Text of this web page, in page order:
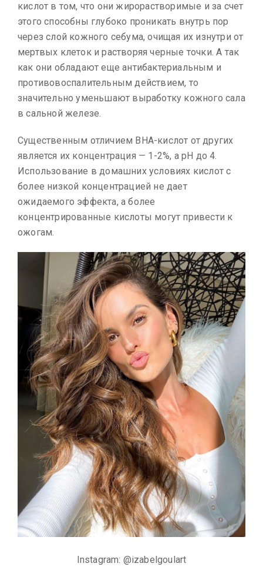
кислот в том, что они жирорастворимые и за счет
этого способны глубоко проникать внутрь пор
через слой кожного себума, очищая их изнутри от
мертвых клеток и растворяя черные точки. А так
как они обладают еще антибактериальным и
противовоспалительным действием, то
значительно уменьшают выработку кожного сала
в сальной железе.
Существенным отличием BHA-кислот от других
является их концентрация — 1-2%, а pH до 4.
Использование в домашних условиях кислот с
более низкой концентрацией не дает
ожидаемого эффекта, а более
концентрированные кислоты могут привести к
ожогам.
Instagram: @izabelgoulart